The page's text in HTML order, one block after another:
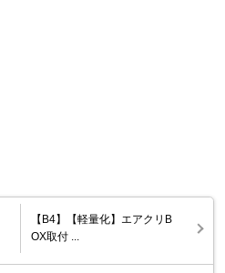
【B4】【軽量化】エアクリB
OX取付 ...